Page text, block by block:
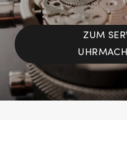
ZUM